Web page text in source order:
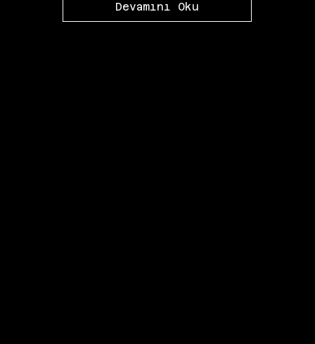
Devamını Oku